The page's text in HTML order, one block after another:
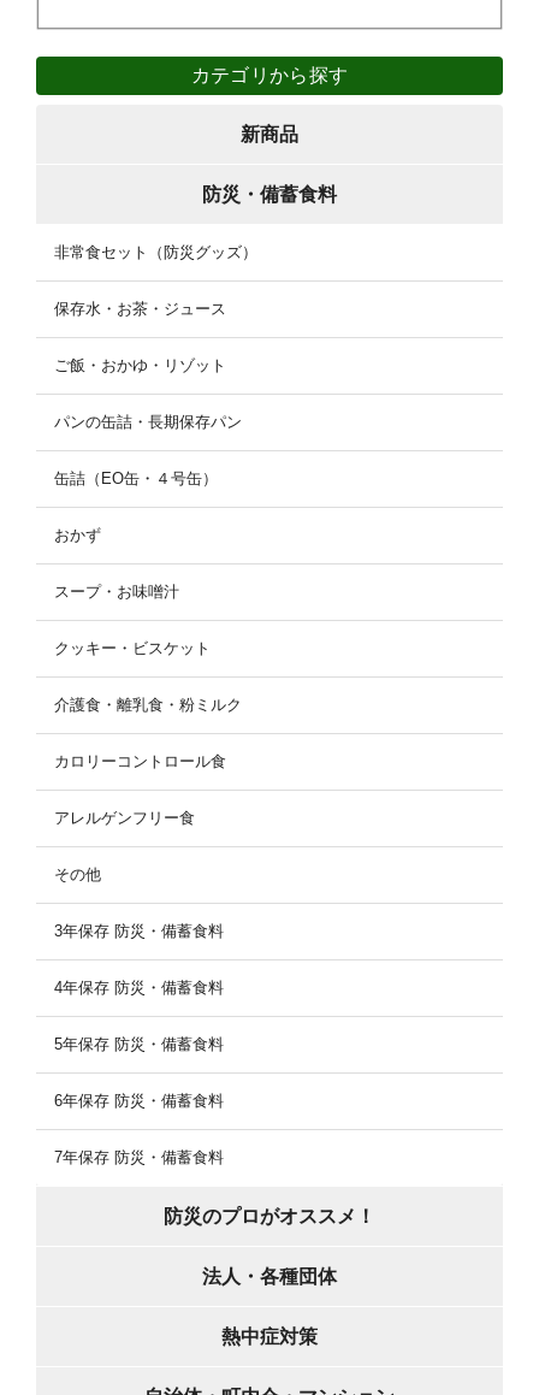
カテゴリから探す
新商品
防災・備蓄食料
非常食セット（防災グッズ）
保存水・お茶・ジュース
ご飯・おかゆ・リゾット
パンの缶詰・長期保存パン
缶詰（EO缶・４号缶）
おかず
スープ・お味噌汁
クッキー・ビスケット
介護食・離乳食・粉ミルク
カロリーコントロール食
アレルゲンフリー食
その他
3年保存 防災・備蓄食料
4年保存 防災・備蓄食料
5年保存 防災・備蓄食料
6年保存 防災・備蓄食料
7年保存 防災・備蓄食料
防災のプロがオススメ！
法人・各種団体
熱中症対策